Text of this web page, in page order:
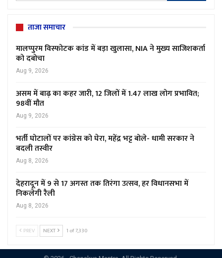
ताजा समाचार
मालप्पुरम विस्फोटक कांड में बड़ा खुलासा, NIA ने मुख्य साजिशकर्ता
को दबोचा
Aug 9, 2026
असम में बाढ़ का कहर जारी, 12 जिलों में 1.47 लाख लोग प्रभावित;
98वीं मौत
Aug 9, 2026
भर्ती घोटालों पर कांग्रेस को घेरा, महेंद्र भट्ट बोले- धामी सरकार ने
बदली तस्वीर
Aug 8, 2026
देहरादून में 9 से 17 अगस्त तक तिरंगा उत्सव, हर विधानसभा में
निकलेगी रैली
Aug 8, 2026
PREV NEXT 1 of 7,330